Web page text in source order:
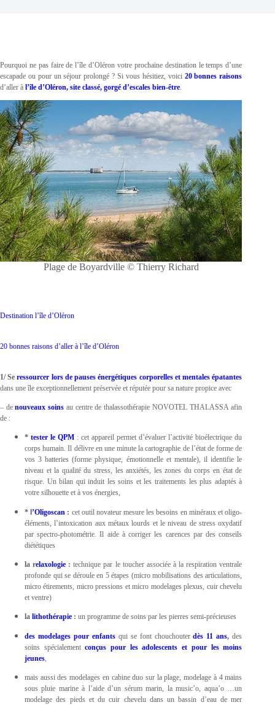
Pourquoi ne pas faire de l’île d’Oléron votre prochaine destination le temps d’une
escapade ou pour un séjour prolongé ? Si vous hésitiez, voici 20 bonnes raisons
d’aller à l’île d’Oléron, site classé, gorgé d’escales bien-être.
Plage de Boyardville © Thierry Richard
Destination l’île d’Oléron
20 bonnes raisons d’aller à l’île d’Oléron
1/ Seressourcer lors de pauses énergétiques corporelles et mentales épatantes
dans une île exceptionnellement préservée et réputée pour sa nature propice avec
– denouveaux soins au centre de thalassothérapie NOVOTEL THALASSA afin
de :
*tester le QPM : cet appareil permet d’évaluer l’activité bioélectrique du
corps humain. Il délivre en une minute la cartographie de l’état de forme de
vos 3 batteries (forme physique, émotionnelle et mentale), il identifie le
niveau et la qualité du stress, les anxiétés, les zones du corps en état de
risque. Un bilan qui induit les soins et les traitements les plus adaptés à
votre silhouette et à vos énergies,
* l’Oligoscan : cet outil novateur mesure les besoins en minéraux et oligo-
éléments, l’intoxication aux métaux lourds et le niveau de stress oxydatif
par spectro-photométrie. Il aide à corriger les carences par des conseils
diététiques
la relaxologie :technique par le toucher associée à la respiration ventrale
profonde qui se déroule en 5 étapes (micro mobilisations des articulations,
micro étirements, micro pressions et micro modelages plexus, cuir chevelu
et ventre)
la lithothérapie : un programme de soins par les pierres semi-précieuses
des modelages pour enfants qui se font chouchouter dès 11 ans,des
soins spécialement conçus pour les adolescents et pour les moins
jeunes
mais aussi des modelages en cabine duo sur la plage, modelage à 4 mains
sous pluie marine à l’aide d’un sérum marin, la music’o, aqua’o …un
modelage des pieds et du cuir chevelu dans un bassin d’eau de mer